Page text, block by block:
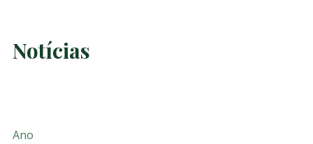
Notícias
Ano